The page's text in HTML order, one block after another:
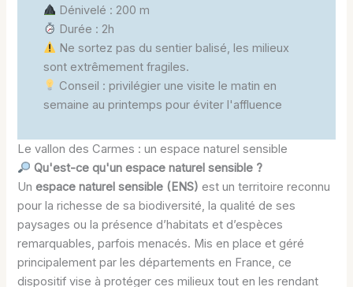
Dénivelé : 200 m
Durée : 2h
Ne sortez pas du sentier balisé, les milieux
sont extrêmement fragiles.
Conseil : privilégier une visite le matin en
semaine au printemps pour éviter l'affluence
Le vallon des Carmes : un espace naturel sensible
Qu'est-ce qu'un espace naturel sensible ?
Unespace naturel sensible (ENS) est un territoire reconnu
pour la richesse de sa biodiversité, la qualité de ses
paysages ou la présence d’habitats et d’espèces
remarquables, parfois menacés. Mis en place et géré
principalement par les départements en France, ce
dispositif vise à protéger ces milieux tout en les rendant